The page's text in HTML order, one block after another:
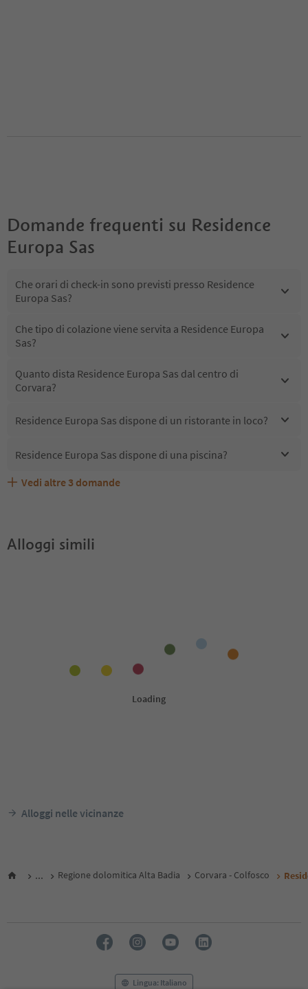
Domande frequenti su Residence
Europa Sas
Che orari di check-in sono previsti presso Residence
Europa Sas?
Che tipo di colazione viene servita a Residence Europa
Sas?
Quanto dista Residence Europa Sas dal centro di
Corvara?
Residence Europa Sas dispone di un ristorante in loco?
Residence Europa Sas dispone di una piscina?
Residence Europa Sas accetta animali domestici?
Quali servizi/attività sono disponibili presso Residence
Gli ospiti di Residence Europa Sas ricevono l'Alto Adige
Vedi altre 3 domande
Alloggi simili
Alloggi nelle vicinanze
... Regione dolomitica Alta Badia Corvara - Colfosco
Lingua: Italiano